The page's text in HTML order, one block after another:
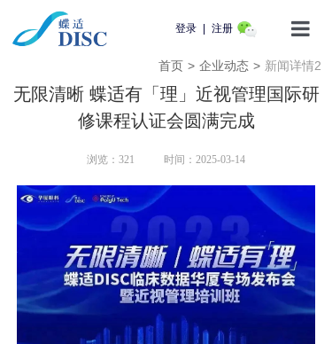
首页
用
登录 注册
无限清晰 蝶适有「理」近视管理国际研
修课程认证会圆满完成
浏览： 321 时间：2025-03-14
首页 > 企业动态 > 新闻详情2